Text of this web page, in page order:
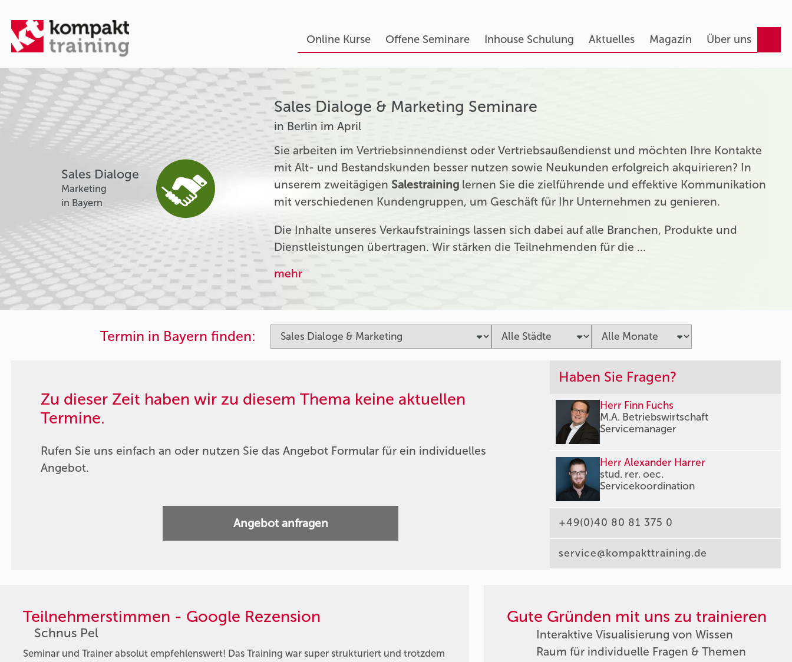
Online Kurse Offene Seminare Inhouse Schulung Aktuelles Magazin Über uns
Sales Dialoge
Marketing
in Bayern
Sales Dialoge & Marketing Seminare
in Berlin im April
Sie arbeiten im Vertriebsinnendienst oder Vertriebsaußendienst und möchten Ihre Kontakte
mit Alt- und Bestandskunden besser nutzen sowie Neukunden erfolgreich akquirieren? In
unserem zweitägigenSalestraining lernen Sie die zielführende und effektive Kommunikation
mit verschiedenen Kundengruppen, um Geschäft für Ihr Unternehmen zu genieren.
Die Inhalte unseres Verkaufstrainings lassen sich dabei auf alle Branchen, Produkte und
Dienstleistungen übertragen. Wir stärken die Teilnehmenden für die …
mehr
Termin in Bayern finden:
Zu dieser Zeit haben wir zu diesem Thema keine aktuellen
Termine.
Rufen Sie uns einfach an oder nutzen Sie das Angebot Formular für ein individuelles
Angebot.
Angebot anfragen
Haben Sie Fragen?
Herr Finn Fuchs
M.A. Betriebswirtschaft
Servicemanager
Herr Alexander Harrer
stud. rer. oec.
Servicekoordination
+49(0)40 80 81 375 0
service@kompakttraining.de
Teilnehmerstimmen - Google Rezension
Schnus Pel
Seminar und Trainer absolut empfehlenswert! Das Training war super strukturiert und trotzdem
Gute Gründen mit uns zu trainieren
Interaktive Visualisierung von Wissen
Raum für individuelle Fragen & Themen